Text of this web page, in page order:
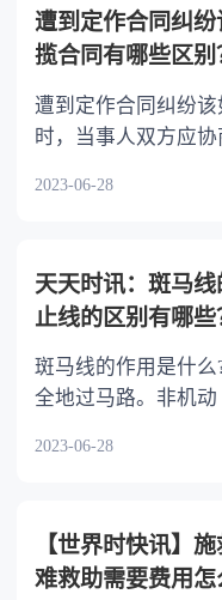
遭到定作合同纠
揽合同有哪些区别
遭到定作合同纠纷
时，当事人双方应协
2023-06-28
天天时讯：斑马
止线的区别有哪些
斑马线的作用是什
全地过马路。非机动
2023-06-28
【世界时快讯】
难救助需要费用怎